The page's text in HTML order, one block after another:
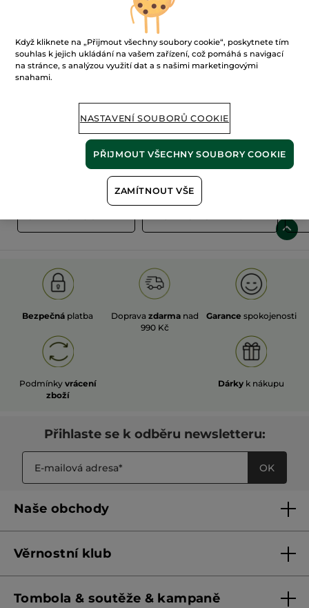
100%rostlinné
extrakty
60 hektarů
ekologických polí
Zobrazit více
Bezpečná platba Doprava zdarma nad
990 Kč
Garance spokojenosti
Podmínky vrácení
zboží
Dárky k nákupu
Přihlaste se k odběru newsletteru:
OK
Naše obchody
Franšízing
Věrnostní klub
Pravidla věrnostního klubu od 1. 6. 2026
Tombola & soutěže & kampaně
Když kliknete na „Přijmout všechny soubory cookie“, poskytnete tím
souhlas k jejich ukládání na vašem zařízení, což pomáhá s navigací
na stránce, s analýzou využití dat a s našimi marketingovými
snahami.
NASTAVENÍ SOUBORŮ COOKIE
ZAMÍTNOUT VŠE
PŘIJMOUT VŠECHNY SOUBORY COOKIE